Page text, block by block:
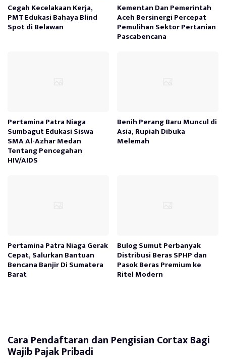
Cegah Kecelakaan Kerja,
PMT Edukasi Bahaya Blind
Spot di Belawan
Kementan Dan Pemerintah
Aceh Bersinergi Percepat
Pemulihan Sektor Pertanian
Pascabencana
Pertamina Patra Niaga
Sumbagut Edukasi Siswa
SMA Al-Azhar Medan
Tentang Pencegahan
HIV/AIDS
Benih Perang Baru Muncul di
Asia, Rupiah Dibuka
Melemah
Pertamina Patra Niaga Gerak
Cepat, Salurkan Bantuan
Bencana Banjir Di Sumatera
Barat
Bulog Sumut Perbanyak
Distribusi Beras SPHP dan
Pasok Beras Premium ke
Ritel Modern
Cara Pendaftaran dan Pengisian Cortax Bagi
Wajib Pajak Pribadi